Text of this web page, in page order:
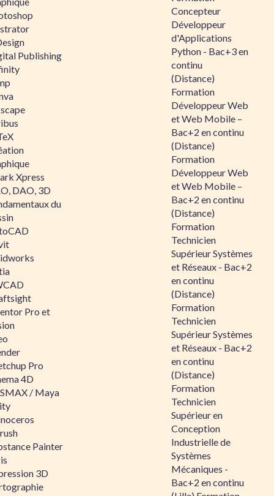
Publishing
Xpress
DAO, 3D
du
Pro et
Pro
4D
/ Maya
Painter
3D
Concepteur
Développeur
d'Applications
Python - Bac+3 en
continu
(Distance)
Formation
Développeur Web
et Web Mobile –
Bac+2 en continu
(Distance)
Formation
Développeur Web
et Web Mobile –
Bac+2 en continu
(Distance)
Formation
Technicien
Supérieur Systèmes
et Réseaux - Bac+2
en continu
(Distance)
Formation
Technicien
Supérieur Systèmes
et Réseaux - Bac+2
en continu
(Distance)
Formation
Technicien
Supérieur en
Conception
Industrielle de
Systèmes
Mécaniques -
Bac+2 en continu